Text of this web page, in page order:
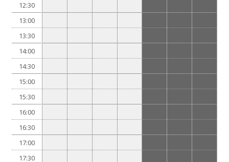
12:30
13:00
13:30
14:00
14:30
15:00
15:30
16:00
16:30
17:00
17:30